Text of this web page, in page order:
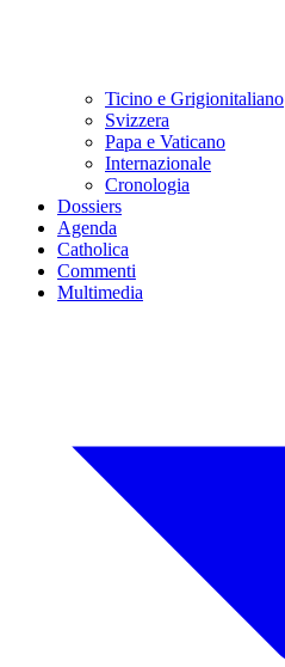
Ticino e Grigionitaliano
Svizzera
Papa e Vaticano
Internazionale
Cronologia
Dossiers
Agenda
Catholica
Commenti
Multimedia